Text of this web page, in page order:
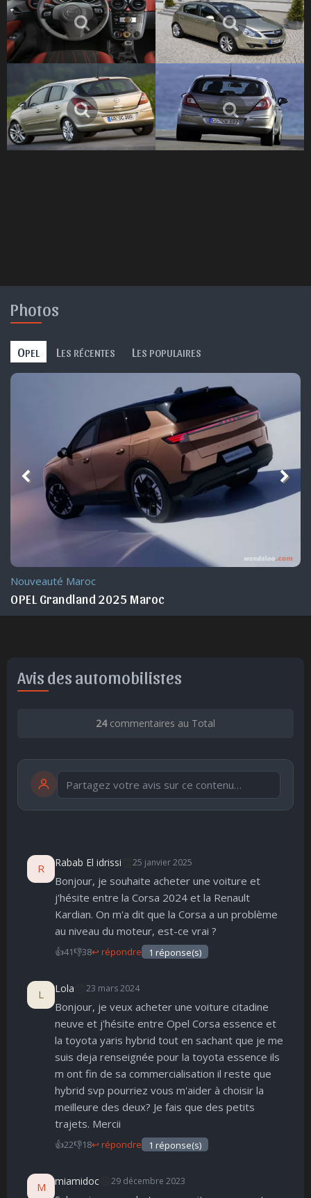
Photos
OPEL L ES RÉCENTES L ES POPULAIRES
Nouveauté Maroc
OPEL Grandland 2025 Maroc
Avis des automobilistes
24commentaires au Total
🤩
Parfait
👏
Bravo
😄
Réjoui
🙂
Content
😐
Indifférent
😮
Surpris
😞
😠
Enervé
😨
Effrayé
publication immédiate Publier
R Rabab El idrissi 25 janvier 2025
Bonjour, je souhaite acheter une voiture et
j'hésite entre la Corsa 2024 et la Renault
Kardian. On m'a dit que la Corsa a un problème
au niveau du moteur, est-ce vrai ?
👍41👎38↩ répondre 1 réponse(s)
L Lola 23 mars 2024
Bonjour, je veux acheter une voiture citadine
neuve et j'hésite entre Opel Corsa essence et
la toyota yaris hybrid tout en sachant que je me
suis deja renseignée pour la toyota essence ils
m ont fin de sa commercialisation il reste que
hybrid svp pourriez vous m'aider à choisir la
meilleure des deux? Je fais que des petits
trajets. Mercii
👍22👎18↩ répondre 1 réponse(s)
M miamidoc 29 décembre 2023